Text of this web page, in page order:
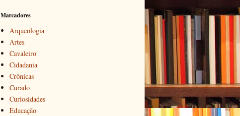
Marcadores
Arqueologia
Artes
Cavaleiro
Cidadania
Crônicas
Curado
Curiosidades
Educação